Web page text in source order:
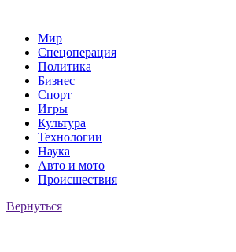
Мир
Спецоперация
Политика
Бизнес
Спорт
Игры
Культура
Технологии
Наука
Авто и мото
Происшествия
Вернуться